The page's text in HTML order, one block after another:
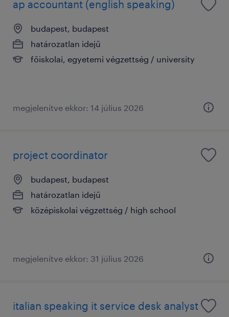
ap accountant (english speaking)
budapest, budapest
határozatlan idejű
főiskolai, egyetemi végzettség / university
megjelenítve ekkor: 14 július 2026
project coordinator
budapest, budapest
határozatlan idejű
középiskolai végzettség / high school
megjelenítve ekkor: 31 július 2026
italian speaking it service desk analyst